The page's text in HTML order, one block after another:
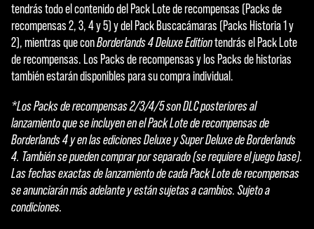
tendrás todo el contenido del Pack Lote de recompensas (Packs de
recompensas 2, 3, 4 y 5) y del Pack Buscacámaras (Packs Historia 1 y
2), mientras que conBorderlands 4 Deluxe Editiontendrás el Pack Lote
de recompensas. Los Packs de recompensas y los Packs de historias
también estarán disponibles para su compra individual.
*Los Packs de recompensas 2/3/4/5 son DLC posteriores al
lanzamiento que se incluyen en el Pack Lote de recompensas de
Borderlands 4 y en las ediciones Deluxe y Super Deluxe de Borderlands
4. También se pueden comprar por separado (se requiere el juego base).
Las fechas exactas de lanzamiento de cada Pack Lote de recompensas
se anunciarán más adelante y están sujetas a cambios. Sujeto a
condiciones.